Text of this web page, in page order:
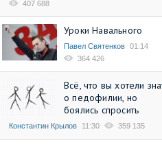
407 688
Уроки Навального
Павел Святенков 01:14
364 426
Всё, что вы хотели
о педофилии, но
боялись спросить
Константин Крылов 11:30 359 135